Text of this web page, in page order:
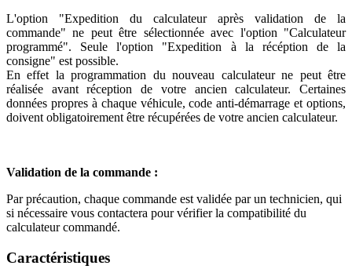
L'option "Expedition du calculateur après validation de la
commande" ne peut être sélectionnée avec l'option "Calculateur
programmé". Seule l'option "Expedition à la récéption de la
consigne" est possible.
En effet la programmation du nouveau calculateur ne peut être
réalisée avant réception de votre ancien calculateur. Certaines
données propres à chaque véhicule, code anti-démarrage et options,
doivent obligatoirement être récupérées de votre ancien calculateur.
Validation de la commande :
Par précaution, chaque commande est validée par un technicien, qui
si nécessaire vous contactera pour vérifier la compatibilité du
calculateur commandé.
Caractéristiques